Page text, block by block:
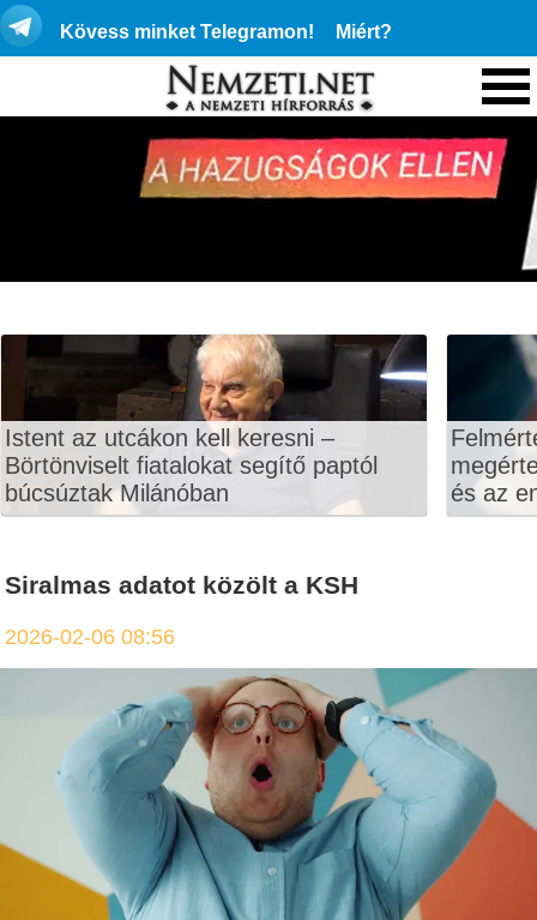
Kövess minket Telegramon! Miért?
Istent az utcákon kell keresni –
Börtönviselt fiatalokat segítő paptól
búcsúztak Milánóban
és az
Siralmas adatot közölt a KSH
2026-02-06 08:56